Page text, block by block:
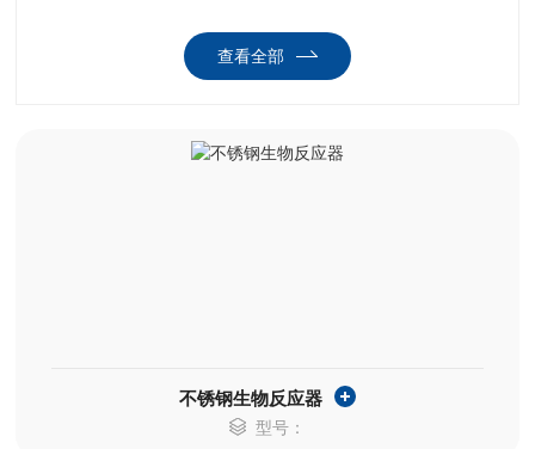
查看全部
不锈钢生物反应器
型号：